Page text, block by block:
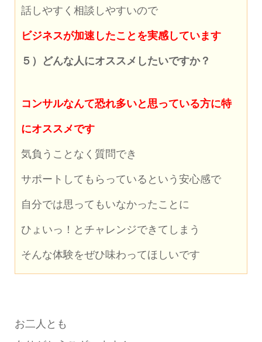
話しやすく相談しやすいので
ビジネスが加速したことを実感しています
５）どんな人にオススメしたいですか？
コンサルなんて恐れ多いと思っている方に特
にオススメです
気負うことなく質問でき
サポートしてもらっているという安心感で
自分では思ってもいなかったことに
ひょいっ！とチャレンジできてしまう
そんな体験をぜひ味わってほしいです
お二人とも